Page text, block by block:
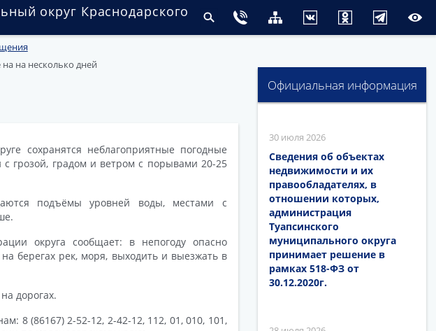
округ Краснодарского
на несколько дней
сохранятся неблагоприятные погодные
грозой, градом и ветром с порывами 20-25
подъёмы уровней воды, местами с
округа сообщает: в непогоду опасно
берегах рек, моря, выходить и выезжать в
дорогах.
8 (86167) 2-52-12, 2-42-12, 112, 01, 010, 101,
Официальная информация
30 июля 2026
Сведения об объектах
недвижимости и их
правообладателях, в
отношении которых,
администрация
Туапсинского
муниципального округа
принимает решение в
рамках 518-ФЗ от
30.12.2020г.